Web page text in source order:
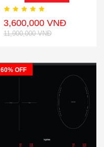
3,600,000 VNĐ
11,900,000 VNĐ
60% OFF